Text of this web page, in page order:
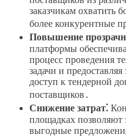
заказчикам охватить
более конкурентные
Повышение
платформы
процесс проведения
задачи и
доступ к тендерной
поставщиков․
Снижение затрат⁚
площадках позволяют
выгодные